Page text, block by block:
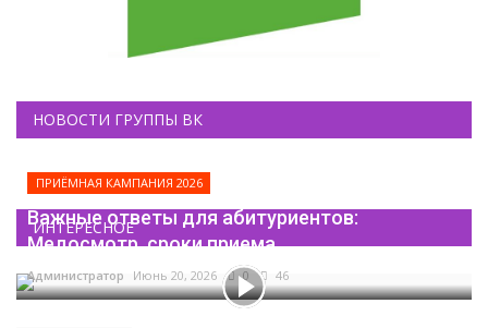
НОВОСТИ ГРУППЫ ВК
ИНТЕРЕСНОЕ
ПРИЁМНАЯ КАМПАНИЯ 2026
Важные ответы для абитуриентов:
Медосмотр, сроки приема...
Администратор Июнь 20, 2026 0 46